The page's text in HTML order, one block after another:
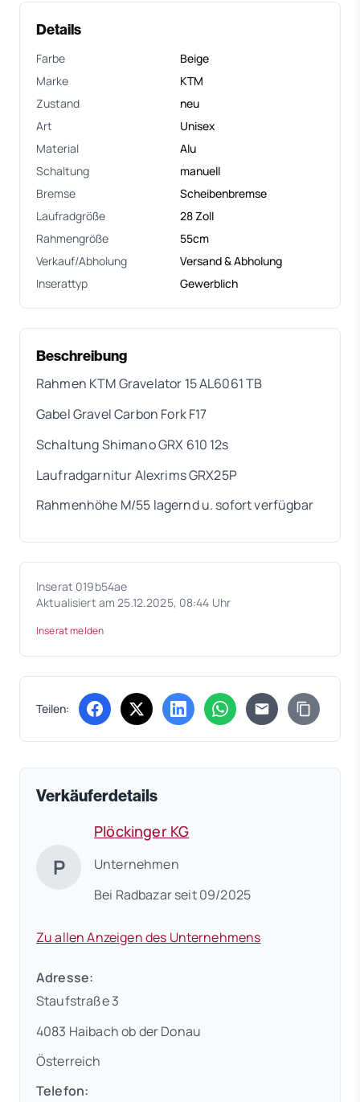
Details
Farbe
Beige
Marke
KTM
Zustand
neu
Art
Unisex
Material
Alu
Schaltung
manuell
Bremse
Scheibenbremse
Laufradgröße
28 Zoll
Rahmengröße
55cm
Verkauf/Abholung
Versand & Abholung
Inserattyp
Gewerblich
Beschreibung
Rahmen KTM Gravelator 15 AL6061 TB
Gabel Gravel Carbon Fork F17
Schaltung Shimano GRX 610 12s
Laufradgarnitur Alexrims GRX25P
Rahmenhöhe M/55 lagernd u. sofort verfügbar
Inserat 019b54ae
Aktualisiert am 25.12.2025, 08:44 Uhr
Inserat melden
Teilen: (öffnet in neuem Tab)
(öffnet in neuem Tab)
(öffnet in neuem Tab)
(öffnet in neuem Tab)
Verkäuferdetails
P
Plöckinger KG
Unternehmen
Bei Radbazar seit 09/2025
Zu allen Anzeigen des Unternehmens
Adresse:
Staufstraße 3
4083 Haibach ob der Donau
Österreich
Telefon: